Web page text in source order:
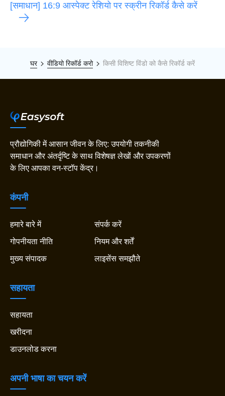
[समाधान] 16:9 आस्पेक्ट रेशियो पर स्क्रीन रिकॉर्ड कैसे करें
घर वीडियो रिकॉर्ड करो किसी विशिष्ट विंडो को कैसे रिकॉर्ड करें
प्रौद्योगिकी में आसान जीवन के लिए: उपयोगी तकनीकी
समाधान और अंतर्दृष्टि के साथ विशेषज्ञ लेखों और उपकरणों
के लिए आपका वन-स्टॉप केंद्र।
कंपनी
हमारे बारे में
संपर्क करें
गोपनीयता नीति
नियम और शर्तें
मुख्य संपादक
लाइसेंस समझौते
सहायता
सहायता
खरीदना
डाउनलोड करना
अपनी भाषा का चयन करें